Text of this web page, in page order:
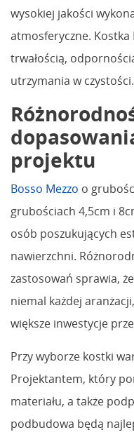
wysokiej jakości
atmosferyczne.
trwałością,
utrzymania w czystości.
projektu
Bosso Mezzo o
grubościach 4,5cm i
osób poszukujących
nawierzchni.
zastosowań sprawia,
niemal każdej
większe inwestycje
Przy wyborze kostki
Projektantem, który
materiału, a także
podbudowa będą